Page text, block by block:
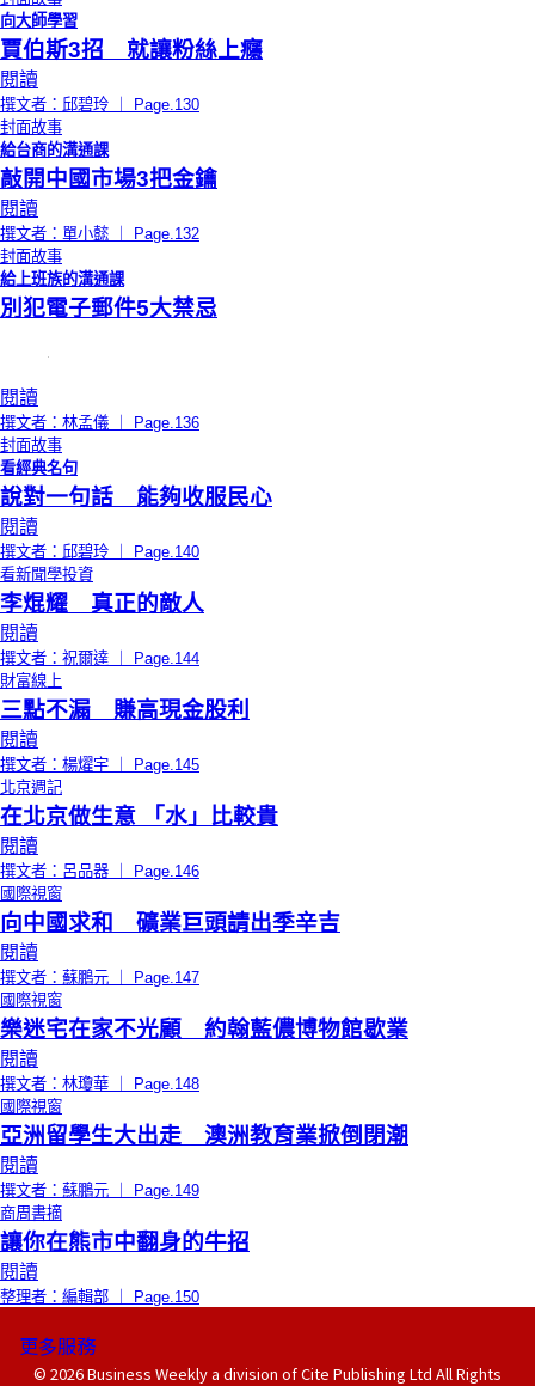
向大師學習
賈伯斯3招 就讓粉絲上癮
閱讀
撰文者：邱碧玲 ｜ Page.130
封面故事
給台商的溝通課
敲開中國市場3把金鑰
閱讀
撰文者：單小懿 ｜ Page.132
封面故事
給上班族的溝通課
別犯電子郵件5大禁忌
閱讀
撰文者：林孟儀 ｜ Page.136
封面故事
看經典名句
說對一句話 能夠收服民心
閱讀
撰文者：邱碧玲 ｜ Page.140
看新聞學投資
李焜耀 真正的敵人
閱讀
撰文者：祝爾達 ｜ Page.144
財富線上
三點不漏 賺高現金股利
閱讀
撰文者：楊燿宇 ｜ Page.145
北京週記
在北京做生意 「水」比較貴
閱讀
撰文者：呂品器 ｜ Page.146
國際視窗
向中國求和 礦業巨頭請出季辛吉
閱讀
撰文者：蘇鵬元 ｜ Page.147
國際視窗
樂迷宅在家不光顧 約翰藍儂博物館歇業
閱讀
撰文者：林瓊華 ｜ Page.148
國際視窗
亞洲留學生大出走 澳洲教育業掀倒閉潮
閱讀
撰文者：蘇鵬元 ｜ Page.149
商周書摘
讓你在熊市中翻身的牛招
閱讀
整理者：編輯部 ｜ Page.150
更多服務
© 2026 Business Weekly a division of Cite Publishing Ltd All Rights